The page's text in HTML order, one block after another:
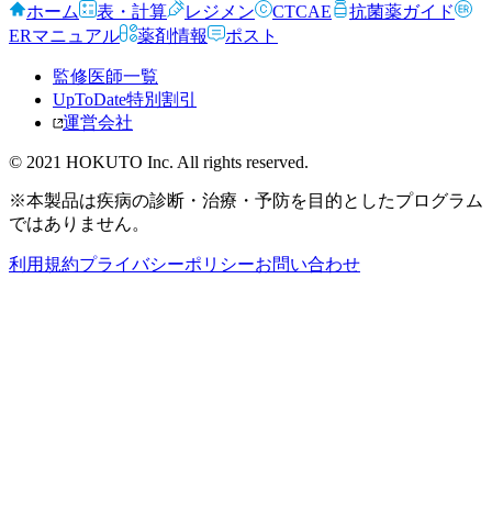
ホーム
表・計算 レジメン CTCAE
抗菌薬ガイド
ERマニュアル
薬剤情報 ポスト
監修医師一覧
UpToDate特別割引
運営会社
© 2021 HOKUTO Inc. All rights reserved.
※本製品は疾病の診断・治療・予防を目的としたプログラム
ではありません。
利用規約プライバシーポリシーお問い合わせ